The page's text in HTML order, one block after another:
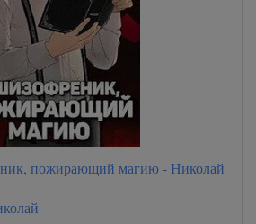
пожирающий магию - Николай